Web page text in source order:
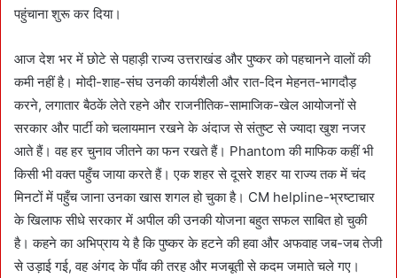
पहुंचाना शुरू कर दिया।
आज देश भर में छोटे से पहाड़ी राज्य उत्तराखंड और पुष्कर को पहचानने वालों की
कमी नहीं है। मोदी-शाह-संघ उनकी कार्यशैली और रात-दिन मेहनत-भागदौड़
करने, लगातार बैठकें लेते रहने और राजनीतिक-सामाजिक-खेल आयोजनों से
सरकार और पार्टी को चलायमान रखने के अंदाज से संतुष्ट से ज्यादा खुश नजर
आते हैं। वह हर चुनाव जीतने का फन रखते हैं। Phantom की माफिक कहीं भी
किसी भी वक्त पहुँच जाया करते हैं। एक शहर से दूसरे शहर या राज्य तक में चंद
मिनटों में पहुँच जाना उनका खास शगल हो चुका है। CM helpline-भ्रष्टाचार
के खिलाफ सीधे सरकार में अपील की उनकी योजना बहुत सफल साबित हो चुकी
है। कहने का अभिप्राय ये है कि पुष्कर के हटने की हवा और अफवाह जब-जब तेजी
से उड़ाई गई, वह अंगद के पाँव की तरह और मजबूती से कदम जमाते चले गए।